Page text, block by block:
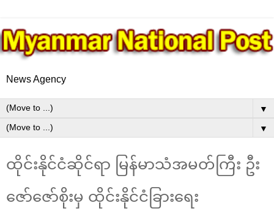
News Agency
▼
▼
ထိုင်းနိုင်ငံဆိုင်ရာ မြန်မာသံအမတ်ကြီး ဦး
ဇော်ဇော်စိုးမှ ထိုင်းနိုင်ငံခြားရေး